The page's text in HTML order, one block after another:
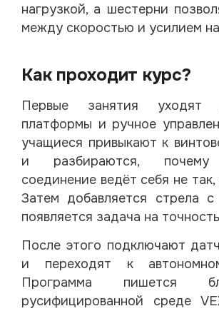
нагрузкой, а шестерни
между скоростью и усилием
Как проходит курс?
Первые занятия уходят
платформы и ручное
учащиеся привыкают к
и разбираются, почему
соединение ведёт себя не так,
Затем добавляется стрела
появляется задача на
После этого подключают
и переходят к
Программа пишется
русифицированной среде